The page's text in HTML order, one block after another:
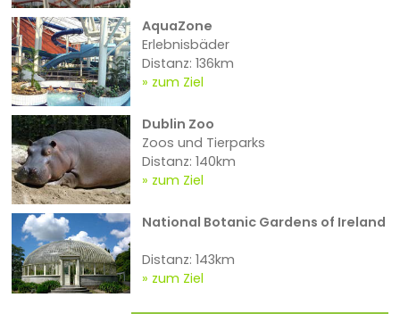
AquaZone
Erlebnisbäder
Distanz: 136km
zum Ziel
Dublin Zoo
Zoos und Tierparks
Distanz: 140km
zum Ziel
National Botanic Gardens of Ireland
Distanz: 143km
zum Ziel